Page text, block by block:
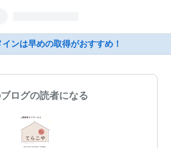
ンは早めの取得がおすすめ！
ログの読者になる